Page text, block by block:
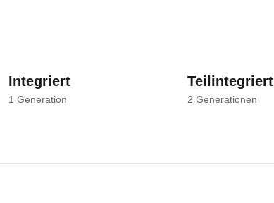
Integriert
1 Generation
Teilintegriert
2 Generationen